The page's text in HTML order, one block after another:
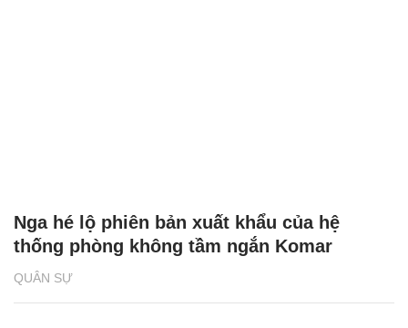
QUÂN SỰ
Nga hé lộ phiên bản xuất khẩu của hệ
thống phòng không tầm ngắn Komar